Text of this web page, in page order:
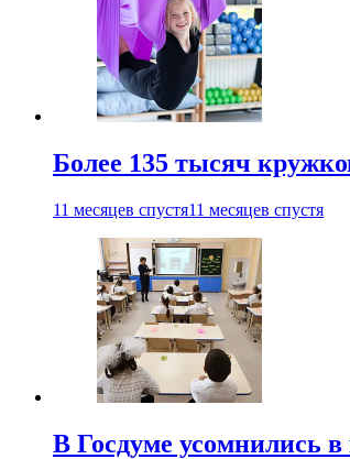
Более 135 тысяч
11 месяцев спустя11 месяцев спустя
В Госдуме усомнились